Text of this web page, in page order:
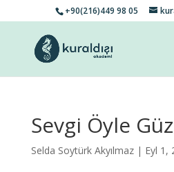
+90(216)449 98 05
Sevgi Öyle
Selda Soytürk Akyılmaz| Eyl 1,